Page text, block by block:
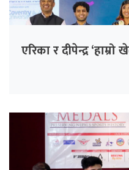
एरिका र दीपेन्द्र